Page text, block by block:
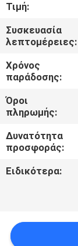
ΜΑΣ
ΕΙΔΉΣΕΙΣ
ΖΗΤΉΣΤΕ
ΜΙΑ
ΠΡΟΣΦΟΡΆ
SITEMAP
Τιμή:
Συσκευασία
λεπτομέρειες:
Χρόνος
παράδοσης:
Όροι
πληρωμής:
Δυνατότητα
προσφοράς:
Ειδικότερα: